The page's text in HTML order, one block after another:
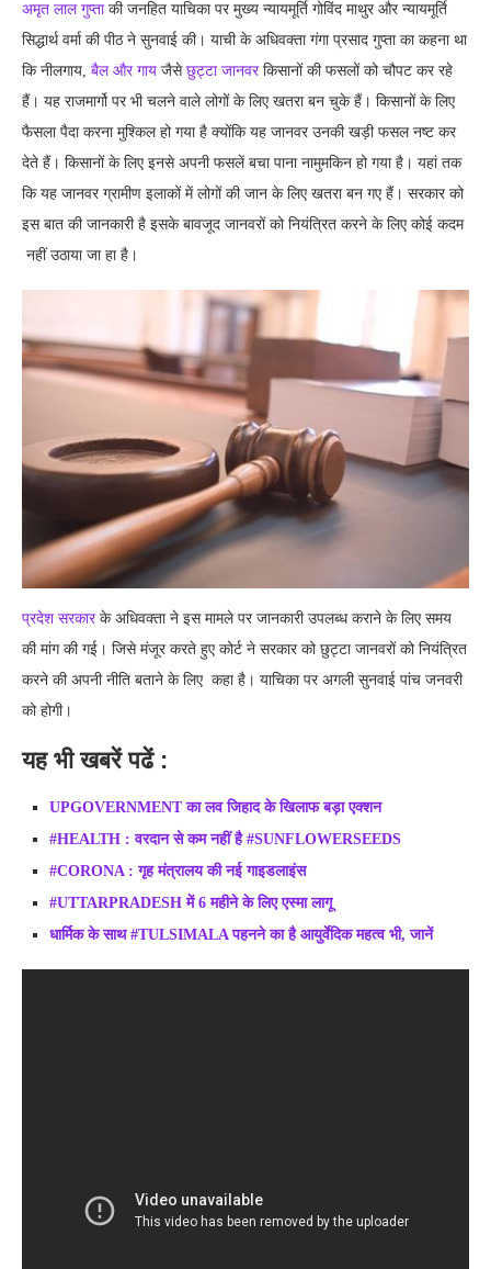
अमृत लाल गुप्ता की जनहित याचिका पर मुख्य न्यायमूर्ति गोविंद माथुर और न्यायमूर्ति
सिद्धार्थ वर्मा की पीठ ने सुनवाई की। याची के अधिवक्ता गंगा प्रसाद गुप्ता का कहना था
कि नीलगाय, बैल और गाय जैसे छुट्टा जानवरकिसानों की फसलों को चौपट कर रहे
हैं। यह राजमार्गो पर भी चलने वाले लोगों के लिए खतरा बन चुके हैं। किसानों के लिए
फैसला पैदा करना मुश्किल हो गया है क्योंकि यह जानवर उनकी खड़ी फसल नष्ट कर
देते हैं। किसानों के लिए इनसे अपनी फसलें बचा पाना नामुमकिन हो गया है। यहां तक
कि यह जानवर ग्रामीण इलाकों में लोगों की जान के लिए खतरा बन गए हैं। सरकार को
इस बात की जानकारी है इसके बावजूद जानवरों को नियंत्रित करने के लिए कोई कदम
नहीं उठाया जा हा है।
प्रदेश सरकार के अधिवक्ता ने इस मामले पर जानकारी उपलब्ध कराने के लिए समय
की मांग की गई। जिसे मंजूर करते हुए कोर्ट ने सरकार को छुट्टा जानवरों को नियंत्रित
करने की अपनी नीति बताने के लिए कहा है। याचिका पर अगली सुनवाई पांच जनवरी
को होगी।
यह भी खबरें पढें :
UPGOVERNMENT का लव जिहाद के खिलाफ बड़ा एक्शन
#HEALTH : वरदान से कम नहीं है #SUNFLOWERSEEDS
#CORONA : गृह मंत्रालय की नई गाइडलाइंस
#UTTARPRADESH में 6 महीने के लिए एस्मा लागू
धार्मिक के साथ #TULSIMALA पहनने का है आयुर्वेदिक महत्व भी, जानें